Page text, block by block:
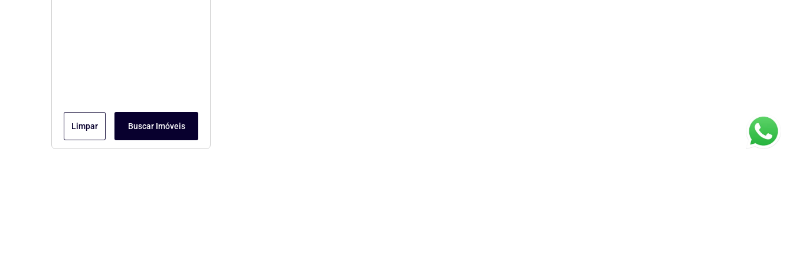
Limpar Buscar Imóveis